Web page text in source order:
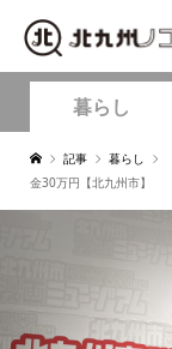
暮らし
記事 暮らし
金30万円【北九州市】